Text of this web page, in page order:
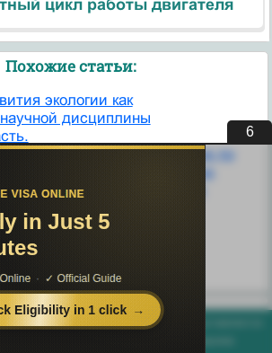
цикл работы двигателя
Похожие статьи:
экологии как
дисциплины
при приеме на обучение по
аккредитацию
и программам
ПРОГРАММА
часть.
программасы
- 2014-2026 год. Материал сайта представляется
6